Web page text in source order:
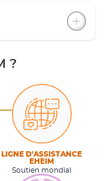
?
LIGNE D'ASSISTANCE
EHEIM
Soutien mondial